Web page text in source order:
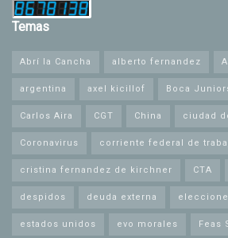
Temas
Abrí la Cancha alberto fernandez
argentina axel kicillof Boca
Carlos Aira CGT China ciudad
Coronavirus corriente federal de
cristina fernandez de kirchner CTA
despidos deuda externa
estados unidos evo morales Feas